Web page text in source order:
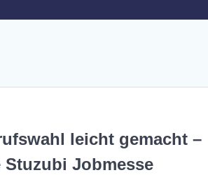
leicht gemacht –
Stuzubi Jobmesse